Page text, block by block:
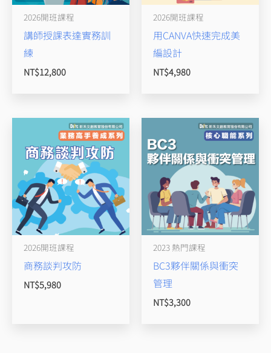
2026開班課程
講師授課表達實務訓
練
NT$12,800
2026開班課程
用CANVA快速完成美
編設計
NT$4,980
2026開班課程
商務談判攻防
NT$5,980
2023 熱門課程
BC3夥伴關係與衝突
管理
NT$3,300